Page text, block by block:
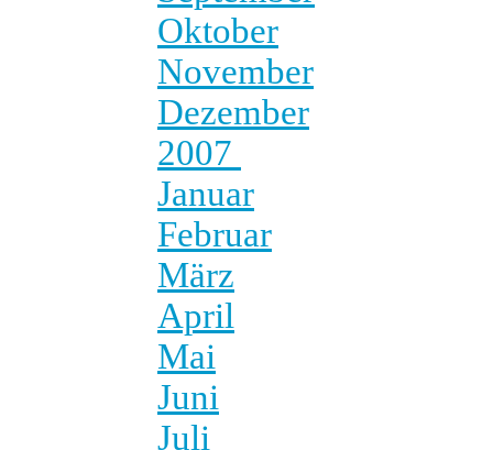
Oktober
November
Dezember
2007
Januar
Februar
März
April
Mai
Juni
Juli